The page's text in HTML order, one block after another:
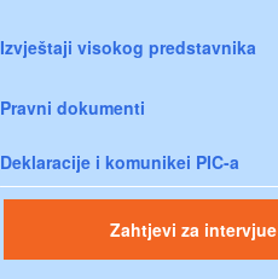
Izvještaji visokog predstavnika
Pravni dokumenti
Deklaracije i komunikei PIC-a
Zahtjevi za intervjue